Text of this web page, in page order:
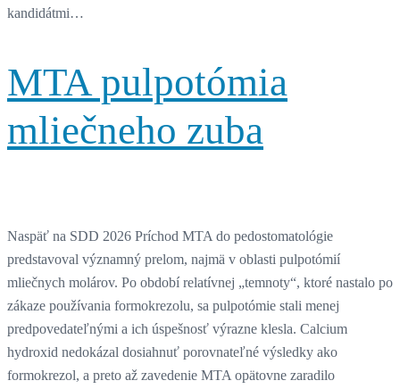
kandidátmi…
MTA pulpotómia
mliečneho zuba
Naspäť na SDD 2026 Príchod MTA do pedostomatológie
predstavoval významný prelom, najmä v oblasti pulpotómií
mliečnych molárov. Po období relatívnej „temnoty“, ktoré nastalo po
zákaze používania formokrezolu, sa pulpotómie stali menej
predpovedateľnými a ich úspešnosť výrazne klesla. Calcium
hydroxid nedokázal dosiahnuť porovnateľné výsledky ako
formokrezol, a preto až zavedenie MTA opätovne zaradilo